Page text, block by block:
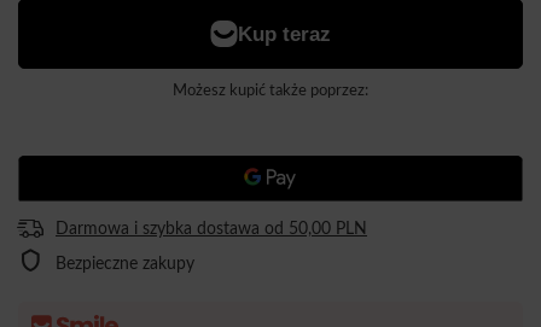
Możesz kupić także poprzez:
Darmowa i szybka dostawa od 50,00 PLN
Bezpieczne zakupy